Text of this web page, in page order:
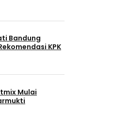
Bandung
KPK
Mulai